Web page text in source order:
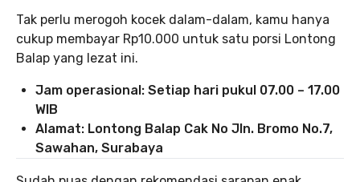
Tak perlu merogoh kocek dalam-dalam, kamu hanya
cukup membayar Rp10.000 untuk satu porsi Lontong
Balap yang lezat ini.
Jam operasional: Setiap hari pukul 07.00 – 17.00
WIB
Alamat: Lontong Balap Cak No Jln. Bromo No.7,
Sawahan, Surabaya